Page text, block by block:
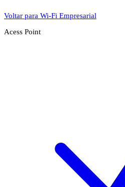
Voltar para Wi-Fi Empresarial
Acess Point